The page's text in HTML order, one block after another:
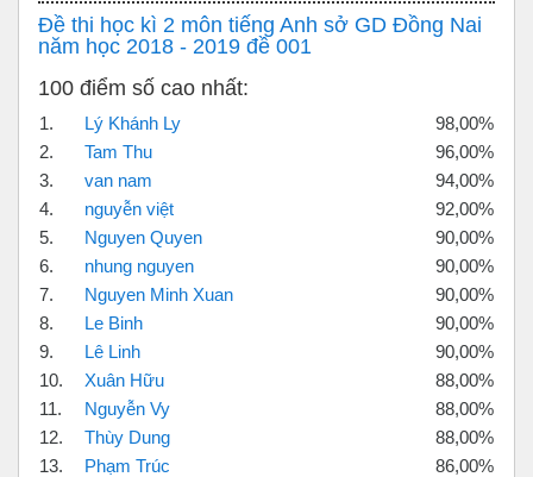
Đề thi học kì 2 môn tiếng Anh sở GD Đồng Nai
năm học 2018 - 2019 đề 001
100 điểm số cao nhất:
1. Lý Khánh Ly
98,00%
2.
Tam Thu
96,00%
3.
van nam
94,00%
4.
nguyễn việt
92,00%
5.
Nguyen Quyen
90,00%
6.
nhung nguyen
90,00%
7.
Nguyen Minh Xuan
90,00%
8.
Le Binh
90,00%
9.
Lê Linh
90,00%
10.
Xuân Hữu
88,00%
11.
Nguyễn Vy
88,00%
12.
Thùy Dung
88,00%
13.
Phạm Trúc
86,00%